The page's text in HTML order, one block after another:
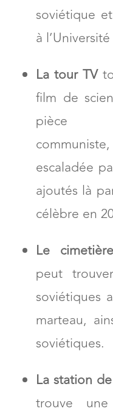
soviétique
à
La tour TV
film de
pièce
escaladée
ajoutés là
célèbre en
Le
peut
soviétiques
marteau,
soviétiques.
La station
trouve